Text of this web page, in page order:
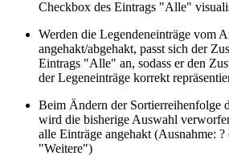
Checkbox des Eintrags "Alle"
Werden die Legendeneinträge vom
angehakt/abgehakt, passt sich der
Eintrags "Alle" an, sodass er den
der Legeneinträge korrekt
Beim Ändern der Sortierreihenfolge
wird die bisherige Auswahl
alle Einträge angehakt (Ausnahme:
"Weitere")